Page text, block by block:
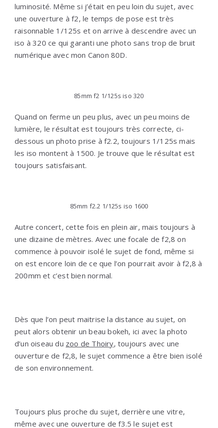
luminosité. Même si j’était en peu loin du sujet, avec
une ouverture à f2, le temps de pose est très
raisonnable 1/125s et on arrive à descendre avec un
iso à 320 ce qui garanti une photo sans trop de bruit
numérique avec mon Canon 80D.
85mm f2 1/125s iso 320
Quand on ferme un peu plus, avec un peu moins de
lumière, le résultat est toujours très correcte, ci-
dessous un photo prise à f2.2, toujours 1/125s mais
les iso montent à 1500. Je trouve que le résultat est
toujours satisfaisant.
85mm f2.2 1/125s iso 1600
Autre concert, cette fois en plein air, mais toujours à
une dizaine de mètres. Avec une focale de f2,8 on
commence à pouvoir isolé le sujet de fond, même si
on est encore loin de ce que l’on pourrait avoir à f2,8 à
200mm et c’est bien normal.
Dès que l’on peut maitrise la distance au sujet, on
peut alors obtenir un beau bokeh, ici avec la photo
d’un oiseau du zoo de Thoiry, toujours avec une
ouverture de f2,8, le sujet commence a être bien isolé
de son environnement.
Toujours plus proche du sujet, derrière une vitre,
même avec une ouverture de f3.5 le sujet est